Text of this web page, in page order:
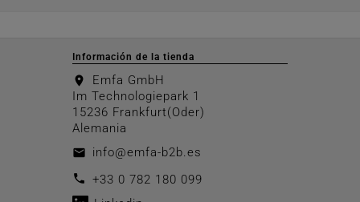
Información de la tienda
location_on
Emfa GmbH
Im Technologiepark 1
15236 Frankfurt(Oder)
Alemania
email info@emfa-b2b.es
call +33 0 782 180 099